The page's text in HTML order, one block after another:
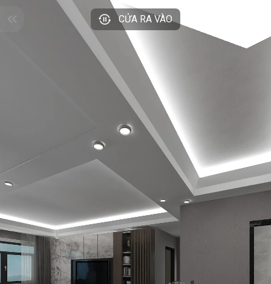
CỬA RA VÀO